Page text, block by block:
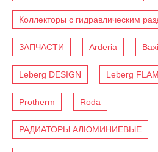
Коллекторы с гидравлическим
ЗАПЧАСТИ Arderia Baxi
Leberg DESIGN Leberg
Protherm Roda
РАДИАТОРЫ АЛЮМИНИЕВЫЕ